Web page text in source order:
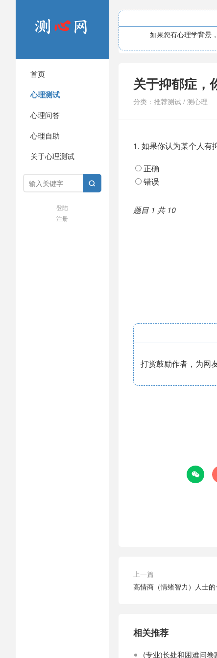
首页
心理测试
心理问答
心理自助
关于心理测试

登陆
注册
如果您有心理学背景
关于抑郁症，
分类： 推荐测试 / 测心理
1. 如果你认为某个人有
正确
错误
题目 1 共 10
打赏鼓励作者，为网

上一篇
高情商（情绪智力）人士
相关推荐
(专业)长处和困难问